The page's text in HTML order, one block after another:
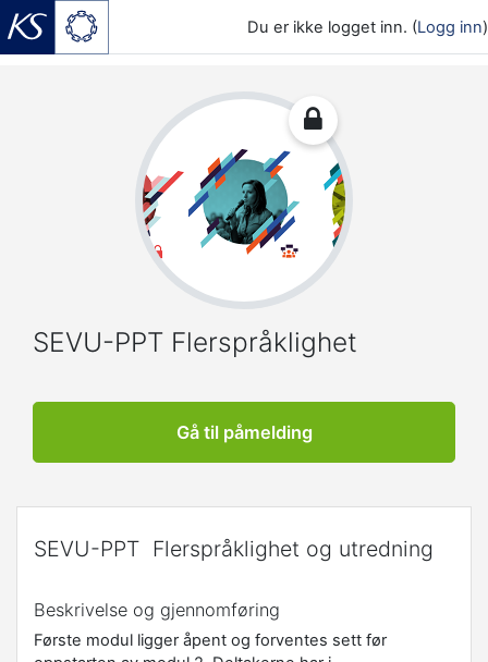
Du er ikke logget inn. (Logg inn)
SEVU-PPT Flerspråklighet
Gå til påmelding
SEVU-PPT Flerspråklighet og utredning
Beskrivelse og gjennomføring
Første modul ligger åpent og forventes sett før